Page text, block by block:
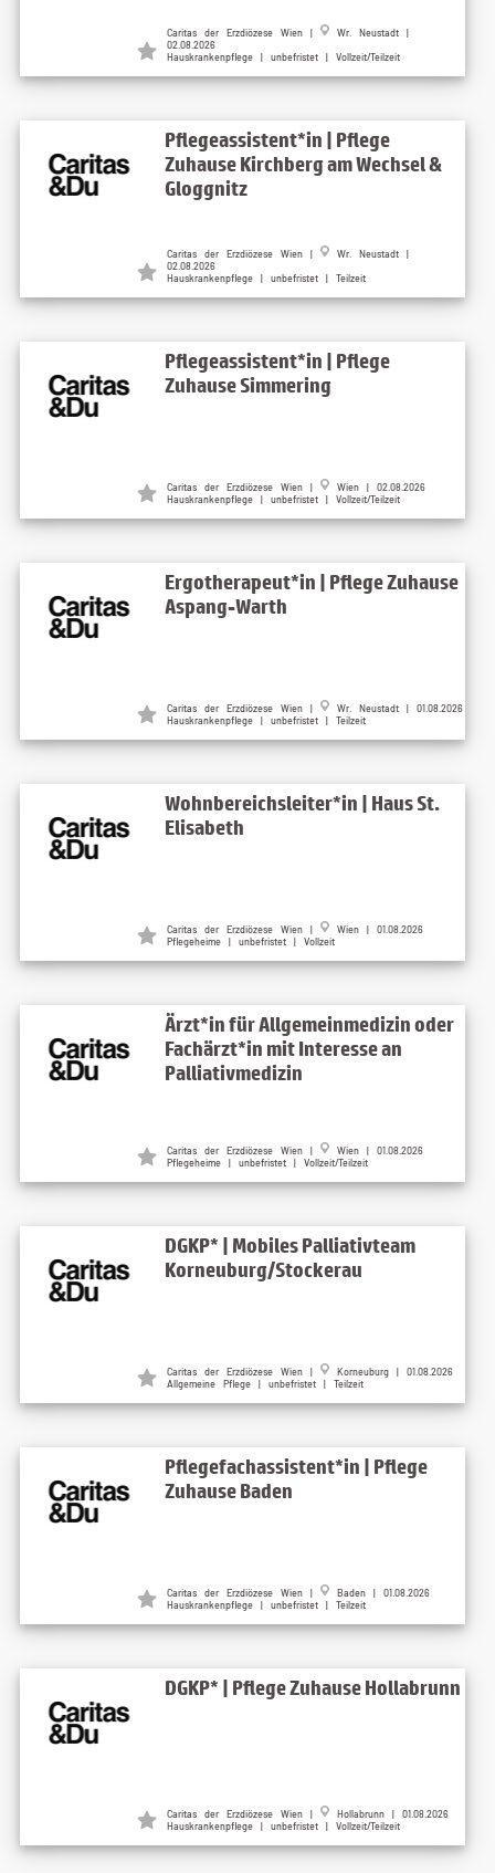
Caritas der Erzdiözese Wien |
Wr. Neustadt |
02.08.2026
Hauskrankenpflege | unbefristet | Vollzeit/Teilzeit
Pflegeassistent*in | Pflege
Zuhause Kirchberg am Wechsel &
Gloggnitz
Caritas der Erzdiözese Wien |
Wr. Neustadt |
02.08.2026
Hauskrankenpflege | unbefristet | Teilzeit
Pflegeassistent*in | Pflege
Zuhause Simmering
Caritas der Erzdiözese Wien |
Wien | 02.08.2026
Hauskrankenpflege | unbefristet | Vollzeit/Teilzeit
Ergotherapeut*in | Pflege Zuhause
Aspang-Warth
Caritas der Erzdiözese Wien |
Wr. Neustadt | 01.08.2026
Hauskrankenpflege | unbefristet | Teilzeit
Wohnbereichsleiter*in | Haus St.
Elisabeth
Caritas der Erzdiözese Wien |
Wien | 01.08.2026
Pflegeheime | unbefristet | Vollzeit
Ärzt*in für Allgemeinmedizin oder
Fachärzt*in mit Interesse an
Palliativmedizin
Caritas der Erzdiözese Wien |
Wien | 01.08.2026
Pflegeheime | unbefristet | Vollzeit/Teilzeit
DGKP* | Mobiles Palliativteam
Korneuburg/Stockerau
Caritas der Erzdiözese Wien |
Korneuburg | 01.08.2026
Allgemeine Pflege | unbefristet | Teilzeit
Pflegefachassistent*in | Pflege
Zuhause Baden
Caritas der Erzdiözese Wien |
Baden | 01.08.2026
Hauskrankenpflege | unbefristet | Teilzeit
DGKP* | Pflege Zuhause Hollabrunn
Caritas der Erzdiözese Wien |
Hollabrunn | 01.08.2026
Hauskrankenpflege | unbefristet | Vollzeit/Teilzeit